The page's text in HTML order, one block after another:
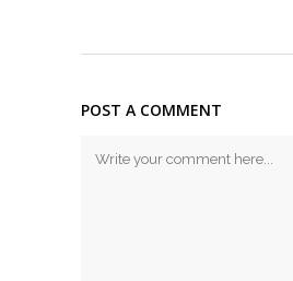
POST A COMMENT